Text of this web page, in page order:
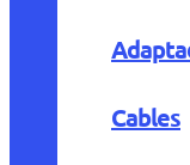
Cables